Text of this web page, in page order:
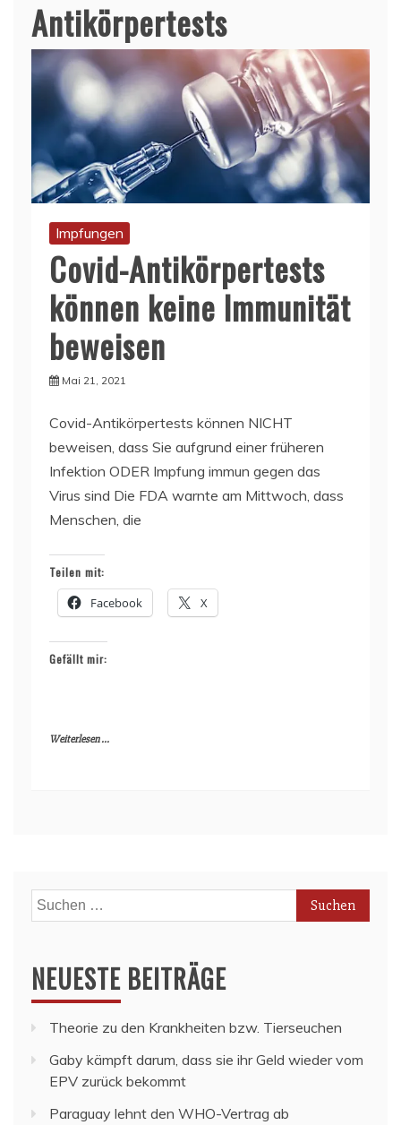
Antikörpertests
Impfungen
Covid-Antikörpertests
können keine Immunität
beweisen
Mai 21, 2021
Covid-Antikörpertests können NICHT
beweisen, dass Sie aufgrund einer früheren
Infektion ODER Impfung immun gegen das
Virus sind Die FDA warnte am Mittwoch, dass
Menschen, die
Teilen mit:
Facebook X
Gefällt mir:
Weiterlesen ...
Suchen
nach:
NEUESTE BEITRÄGE
Theorie zu den Krankheiten bzw. Tierseuchen
Gaby kämpft darum, dass sie ihr Geld wieder vom
EPV zurück bekommt
Paraguay lehnt den WHO-Vertrag ab